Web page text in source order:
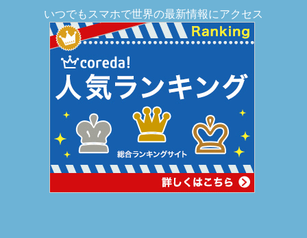
いつでもスマホで世界の最新情報にアクセス